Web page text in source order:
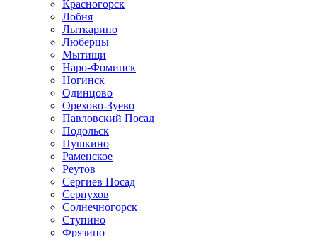
Красногорск
Лобня
Лыткарино
Люберцы
Мытищи
Наро-Фоминск
Ногинск
Одинцово
Орехово-Зуево
Павловский Посад
Подольск
Пушкино
Раменское
Реутов
Сергиев Посад
Серпухов
Солнечногорск
Ступино
Фрязино